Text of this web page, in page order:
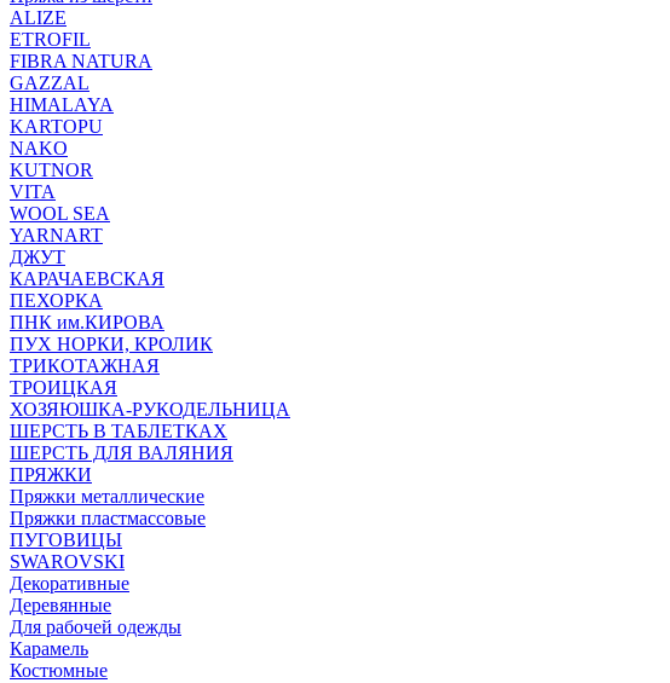
ALIZE
ETROFIL
FIBRA NATURA
GAZZAL
HIMALAYA
KARTOPU
NAKO
KUTNOR
VITA
WOOL SEA
YARNART
ДЖУТ
КАРАЧАЕВСКАЯ
ПЕХОРКА
ПНК им.КИРОВА
ПУХ НОРКИ, КРОЛИК
ТРИКОТАЖНАЯ
ТРОИЦКАЯ
ХОЗЯЮШКА-РУКОДЕЛЬНИЦА
ШЕРСТЬ В ТАБЛЕТКАХ
ШЕРСТЬ ДЛЯ ВАЛЯНИЯ
ПРЯЖКИ
Пряжки металлические
Пряжки пластмассовые
ПУГОВИЦЫ
SWAROVSKI
Декоративные
Деревянные
Для рабочей одежды
Карамель
Костюмные